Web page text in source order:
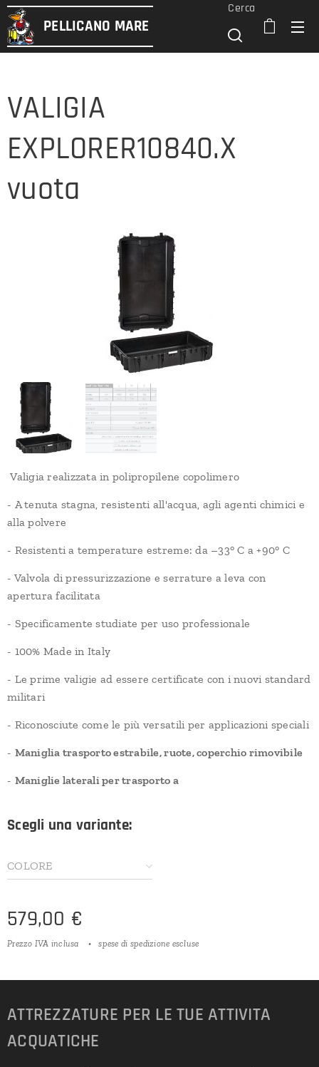
PELLICANO MARE
Cerca
VALIGIA
EXPLORER10840.X
vuota
Valigia realizzata in polipropilene copolimero
- A tenuta stagna, resistenti all'acqua, agli agenti chimici e
alla polvere
- Resistenti a temperature estreme: da –33° C a +90° C
- Valvola di pressurizzazione e serrature a leva con
apertura facilitata
- Specificamente studiate per uso professionale
- 100% Made in Italy
- Le prime valigie ad essere certificate con i nuovi standard
militari
- Riconosciute come le più versatili per applicazioni speciali
- Maniglia trasporto estrabile, ruote, coperchio rimovibile
- Maniglie laterali per trasporto a
Scegli una variante:
COLORE
579,00 €
Prezzo IVA inclusa spese di spedizione escluse
ATTREZZATURE PER LE TUE ATTIVITA
ACQUATICHE